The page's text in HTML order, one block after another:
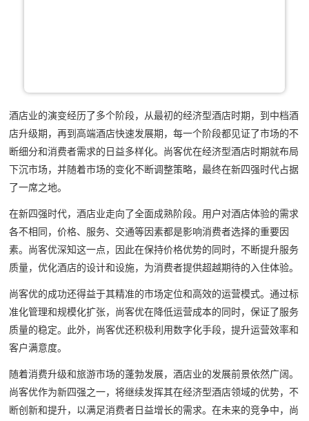
酒店业的演变经历了多个阶段，从最初的经济型酒店时期，到中档酒
店升级期，再到高端酒店快速发展期，每一个阶段都见证了市场的不
断细分和消费者需求的日益多样化。尚客优在经济型酒店时期就布局
下沉市场，并随着市场的变化不断调整策略，最终在新四强时代占据
了一席之地。
在新四强时代，酒店业走向了全面成熟阶段。用户对酒店体验的需求
各不相同，价格、服务、交通等因素都是影响消费者选择的重要因
素。尚客优深知这一点，因此在保持价格优势的同时，不断提升服务
质量，优化酒店的设计和设施，为消费者提供超越期待的入住体验。
尚客优的成功还得益于其精准的市场定位和高效的运营模式。通过标
准化管理和规模化扩张，尚客优在降低运营成本的同时，保证了服务
质量的稳定。此外，尚客优还积极利用数字化手段，提升运营效率和
客户满意度。
随着消费升级和旅游市场的蓬勃发展，酒店业的发展前景依然广阔。
尚客优作为新四强之一，将继续发挥其在经济型酒店领域的优势，不
断创新和提升，以满足消费者日益增长的需求。在未来的竞争中，尚